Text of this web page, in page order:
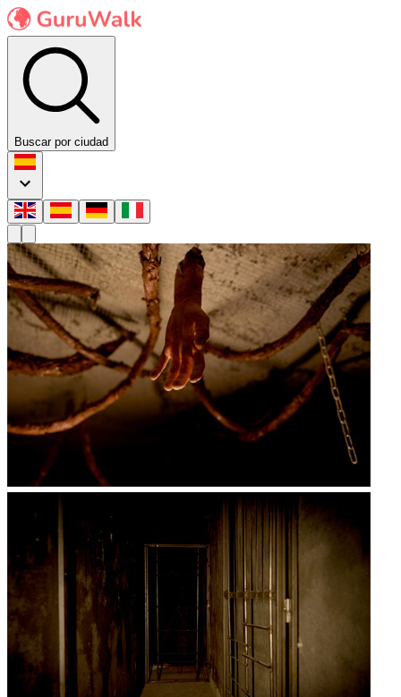
Buscar por ciudad